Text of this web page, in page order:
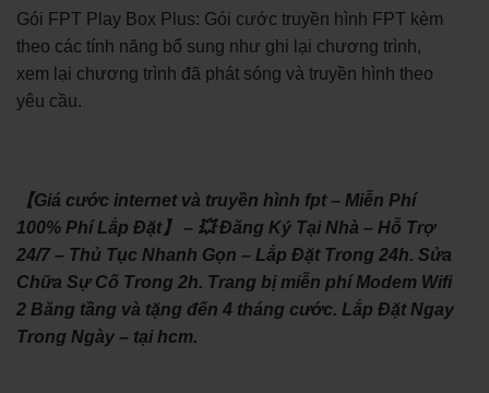
Gói FPT Play Box Plus: Gói cước truyền hình FPT kèm
theo các tính năng bổ sung như ghi lại chương trình,
xem lại chương trình đã phát sóng và truyền hình theo
yêu cầu.
【Giá cước internet và truyền hình fpt – Miễn Phí
100% Phí Lắp Đặt】 – 💥 Đăng Ký Tại Nhà – Hỗ Trợ
24/7 – Thủ Tục Nhanh Gọn – Lắp Đặt Trong 24h. Sửa
Chữa Sự Cố Trong 2h. Trang bị miễn phí Modem Wifi
2 Băng tầng và tặng đến 4 tháng cước. Lắp Đặt Ngay
Trong Ngày – tại hcm.